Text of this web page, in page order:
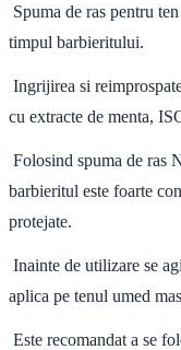
Spuma de ras pentru
timpul barbieritului.
Ingrijirea si
cu extracte de menta,
Folosind spuma de ras
barbieritul este foarte
protejate.
Inainte de utilizare se
aplica pe tenul umed
Este recomandat a se